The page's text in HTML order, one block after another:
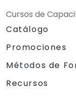
Cursos de
Catálogo
Promociones
Métodos de
Recursos